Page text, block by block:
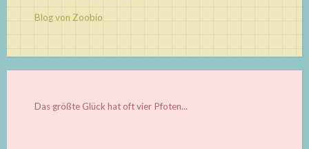
Blog von Zoobio
Das größte Glück hat oft vier Pfoten...